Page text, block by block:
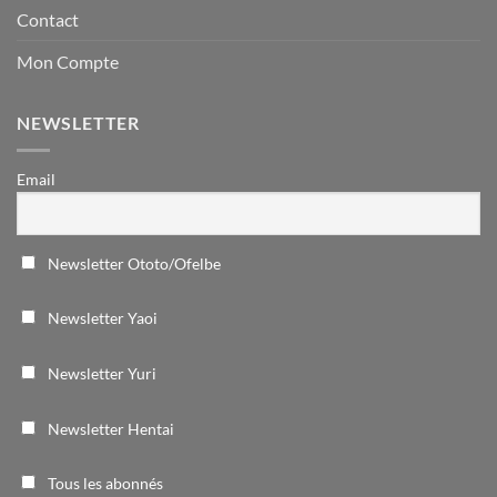
Contact
Mon Compte
NEWSLETTER
Email
Newsletter Ototo/Ofelbe
Newsletter Yaoi
Newsletter Yuri
Newsletter Hentai
Tous les abonnés